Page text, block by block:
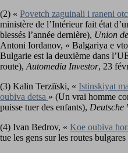
(2) « Povetch zaguinali i raneni
ministère de l’Intérieur fait état
blessés l’année dernière), Union
Antoni Iordanov, « Balgariya e
Bulgarie est la deuxième dans
route),Automedia Investor, 23
(3) Kalin Terziïski, « Istinskiyat
oubiva detsa » (Un vrai homme
puisse tuer des enfants), Deutsche
(4) Ivan Bedrov, « Koe oubiva
tue les gens sur les routes bulgares